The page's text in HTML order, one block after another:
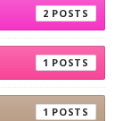
2
1
1